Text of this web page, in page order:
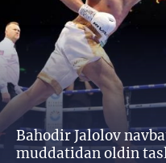
Bahodir Jalolov
muddatidan oldin